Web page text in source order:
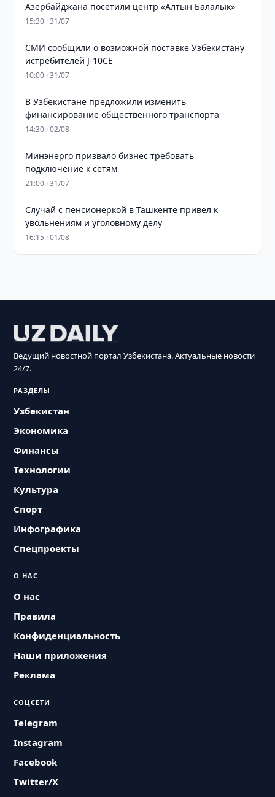
Азербайджана посетили центр «Алтын Балалык»
15:30 · 31/07
СМИ сообщили о возможной поставке Узбекистану
истребителей J-10CE
10:00 · 31/07
В Узбекистане предложили изменить
финансирование общественного транспорта
14:30 · 02/08
Минэнерго призвало бизнес требовать
подключение к сетям
21:00 · 31/07
Случай с пенсионеркой в Ташкенте привел к
увольнениям и уголовному делу
16:15 · 01/08
Ведущий новостной портал Узбекистана. Актуальные новости
24/7.
РАЗДЕЛЫ
Узбекистан
Экономика
Финансы
Технологии
Культура
Спорт
Инфографика
Спецпроекты
О НАС
О нас
Правила
Конфиденциальность
Наши приложения
Реклама
СОЦСЕТИ
Telegram
Instagram
Facebook
Twitter/X